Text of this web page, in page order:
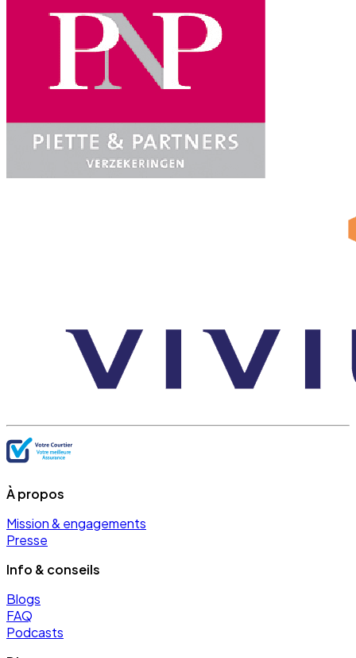
À propos
Mission & engagements
Presse
Info & conseils
Blogs
FAQ
Podcasts